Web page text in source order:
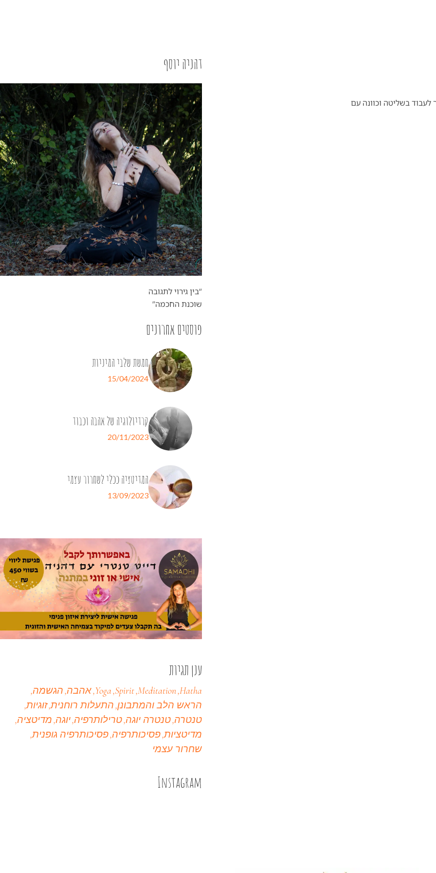
בשליטה וכוונה עם
דהניה יוסף
“בין גירוי לתגובה
שוכנת החכמה”
פוסטים אחרונים
חמשת שלבי המיניות
15/04/2024
קרדיולוגיה של אהבה וכבוד
20/11/2023
המדיטציה ככלי לשחרור עצמי
13/09/2023
ענן תגיות
Hatha
Meditation
Spirit
Yoga אהבה הגשמה
הראש הלב והמתבונן התעלות רוחנית זוגיות
טנטרה טנטרה יוגה טרילותרפיה יוגה מדיטציה
מדיטציות פסיכותרפיה פסיכותרפיה גופנית
שחרור עצמי
Instagram